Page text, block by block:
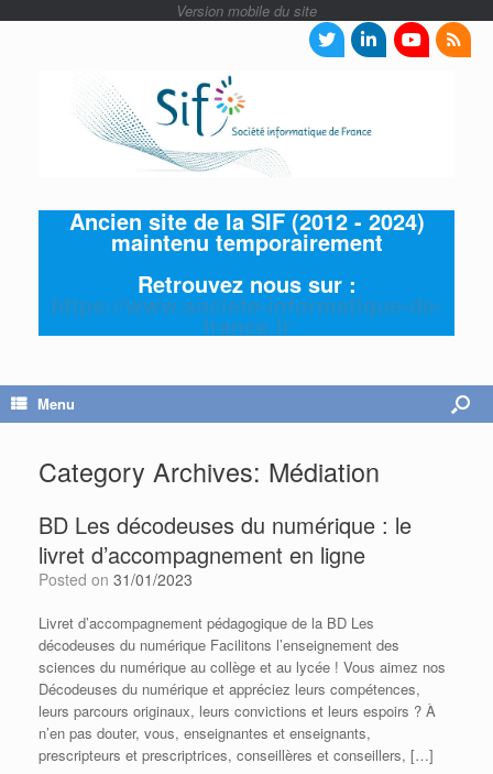
Ancien site de la SIF (2012 - 2024)
maintenu temporairement
Retrouvez nous sur :
https://www.societe-informatique-de-
france.fr
Menu
Category Archives: Médiation
BD Les décodeuses du numérique : le
livret d’accompagnement en ligne
Posted on 31/01/2023
Livret d’accompagnement pédagogique de la BD Les
décodeuses du numérique Facilitons l’enseignement des
sciences du numérique au collège et au lycée ! Vous aimez nos
Décodeuses du numérique et appréciez leurs compétences,
leurs parcours originaux, leurs convictions et leurs espoirs ? À
n’en pas douter, vous, enseignantes et enseignants,
prescripteurs et prescriptrices, conseillères et conseillers, […]